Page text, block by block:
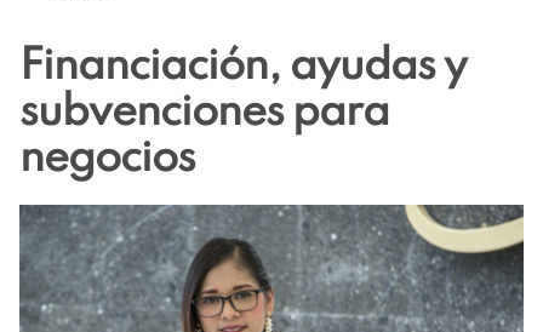
Financiación, ayudas y
subvenciones para
negocios